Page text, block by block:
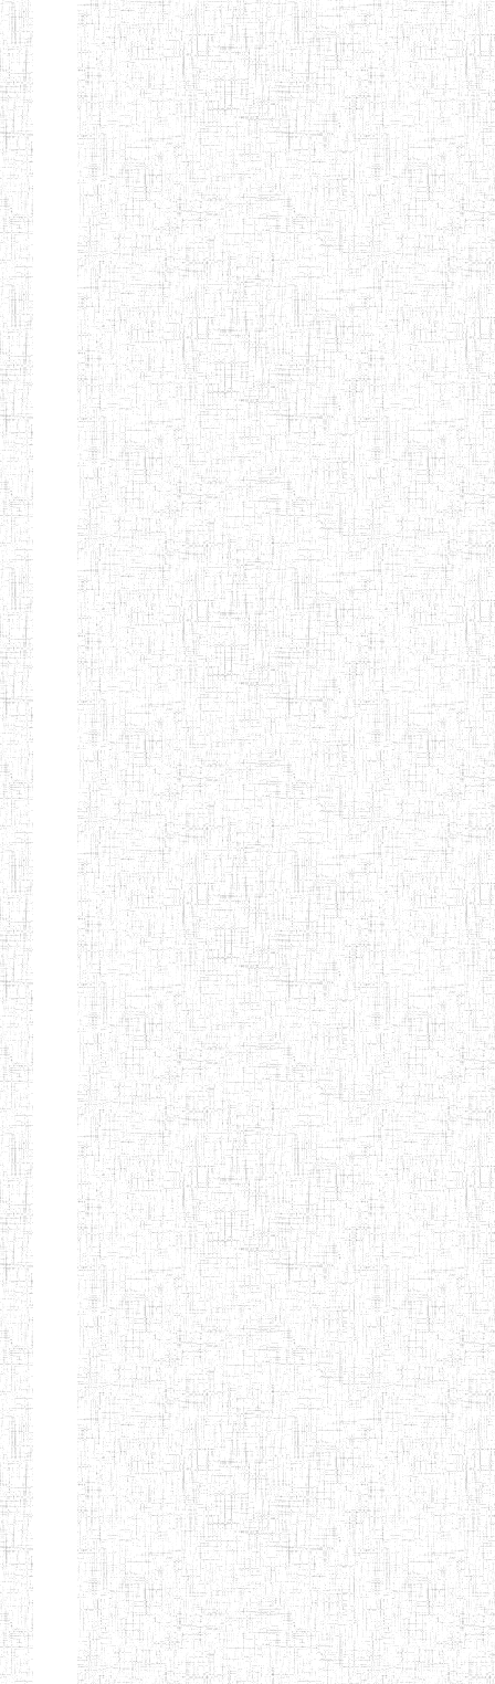
Chercher:
Effacer les filtres
Denomination
Type
Nature
Arrondissement
Denomination Création Type Nature
GTTC KUMBO 14/07/2001 ENIEG Public
GTTTC
JIKEJEM
12/09/2014 ENIET Public
GTTC
NKAMBE
12/11/1984 ENIEG Public
GTTC WUM 01/09/1997 ENIEG Public
GTTC
BAMENDA
27/08/1975 ENIEG Public
GTTC
MBENGWI
06/09/2000 ENIEG Public
GTTTC
MBENGWI
05/09/2010 ENIET Public
GTTC NDOP 22/10/2002 ENIEG Public
ENIEG DE
MBOUDA
17/07/2001 ENIEG Public
ENIEG DE
BAFANG
20/09/1999 ENIEG Public
ENIEG DE
BAHAM
13/10/2012 ENIEG Public
ENIEG DE
BANDJOUN
07/08/2013 ENIEG Public
ENIEG DE
DSCHANG
15/08/1983 ENIEG Public
ENBIEG DE
01/01/1974 ENIEG Public